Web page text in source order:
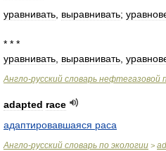
уравнивать выравнивать;
* * *
уравнивать выравнивать
Англо-русский словарь нефтегазовой
adapted race
адаптировавшаяся раса
Англо-русский словарь по экологии >